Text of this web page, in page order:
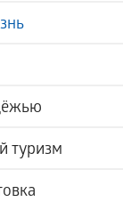
туризм